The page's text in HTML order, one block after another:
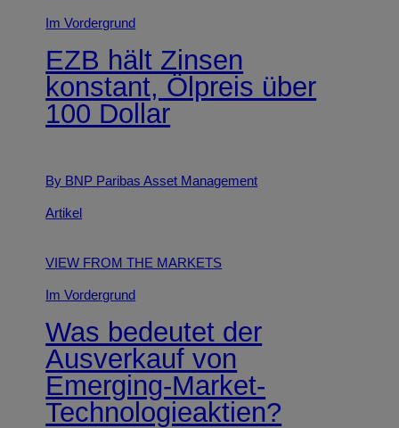
Im Vordergrund
EZB hält Zinsen
konstant, Ölpreis über
100 Dollar
By BNP Paribas Asset Management
Artikel
VIEW FROM THE MARKETS
Im Vordergrund
Was bedeutet der
Ausverkauf von
Emerging-Market-
Technologieaktien?